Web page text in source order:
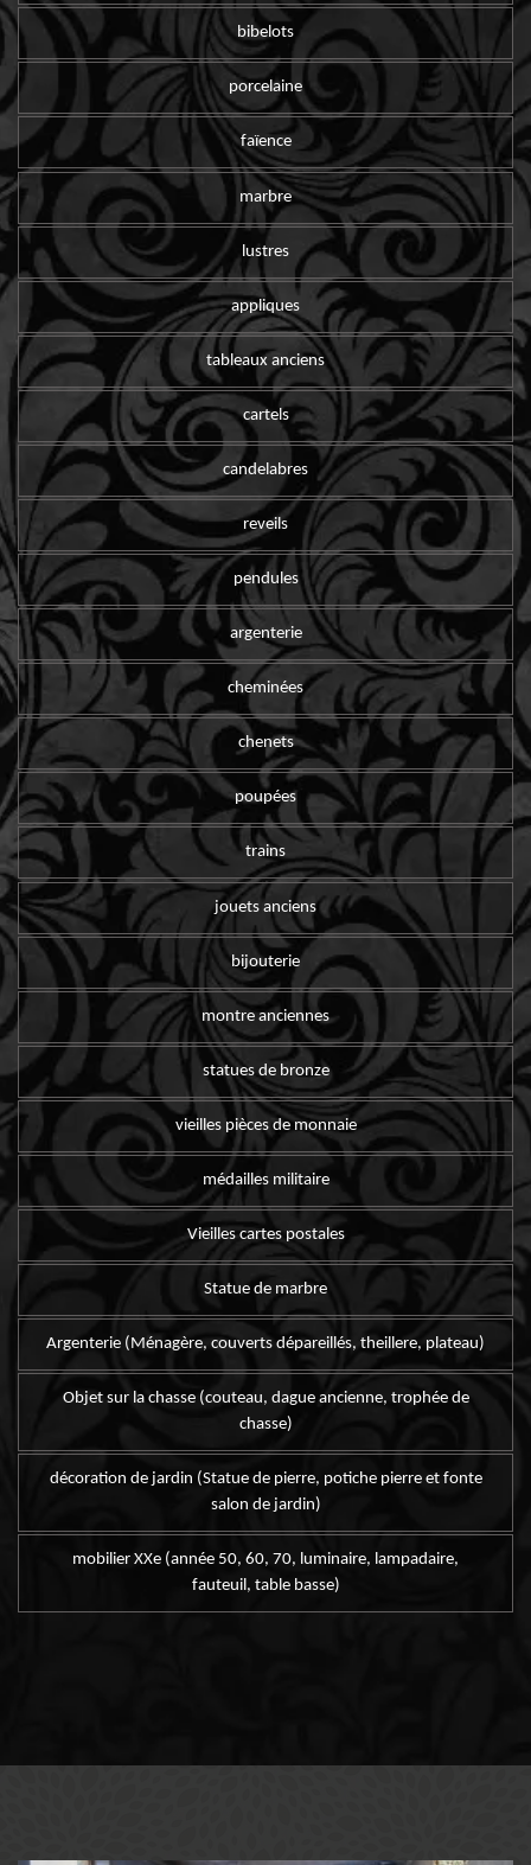
bibelots
porcelaine
faïence
marbre
lustres
appliques
tableaux anciens
cartels
candelabres
reveils
pendules
argenterie
cheminées
chenets
poupées
trains
jouets anciens
bijouterie
montre anciennes
statues de bronze
vieilles pièces de monnaie
médailles militaire
Vieilles cartes postales
Statue de marbre
Argenterie (Ménagère, couverts dépareillés, theillere, plateau)
Objet sur la chasse (couteau, dague ancienne, trophée de
chasse)
décoration de jardin (Statue de pierre, potiche pierre et fonte
salon de jardin)
mobilier XXe (année 50, 60, 70, luminaire, lampadaire,
fauteuil, table basse)